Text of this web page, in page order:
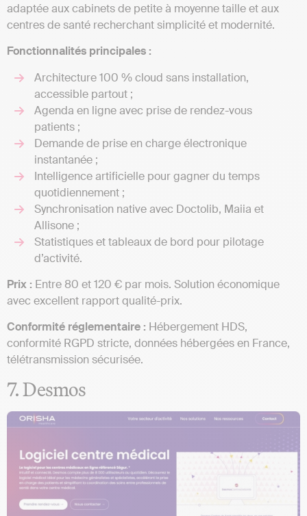
adaptée aux cabinets de petite à moyenne taille et aux
centres de santé recherchant simplicité et modernité.
Fonctionnalités principales :
Architecture 100 % cloud sans installation,
accessible partout ;
Agenda en ligne avec prise de rendez-vous
patients ;
Demande de prise en charge électronique
instantanée ;
Intelligence artificielle pour gagner du temps
quotidiennement ;
Synchronisation native avec Doctolib, Maiia et
Allisone ;
Statistiques et tableaux de bord pour pilotage
d’activité.
Prix : Entre 80 et 120 € par mois. Solution économique
avec excellent rapport qualité-prix.
Conformité réglementaire : Hébergement HDS,
conformité RGPD stricte, données hébergées en France,
télétransmission sécurisée.
7. Desmos